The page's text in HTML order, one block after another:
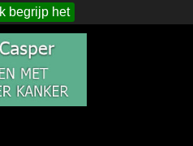
Ik begrijp het